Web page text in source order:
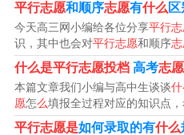
5、平行志愿即在普通类院校
院校志愿和一个征求平行院校
高考志愿什么叫平行志
高考报志愿的平行志愿即在
平行志愿和顺序志愿有什么
今天高三网小编给各位分享平行
识，其中也会对平行志愿和顺序
什么是平行志愿投档 高考志愿
本篇文章我们小编与高中生谈谈
愿怎么填报全过程对应的知识点，
平行志愿是如何录取的有什么